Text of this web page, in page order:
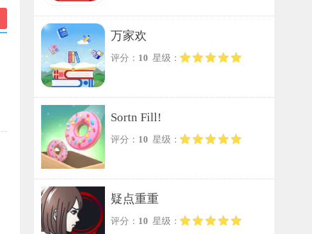
万家欢
评分： 10 星级：
Sortn Fill!
评分： 10 星级：
疑点重重
评分： 10 星级：